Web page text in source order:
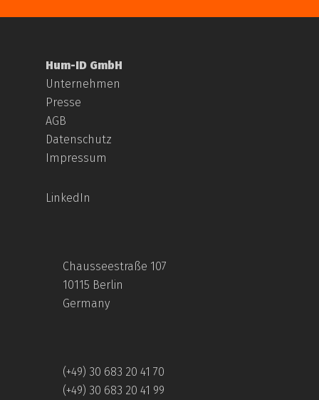
Hum-ID GmbH
Unternehmen
Presse
AGB
Datenschutz
Impressum
LinkedIn
Chausseestraße 107
10115 Berlin
Germany
(+49) 30 683 20 41 70
(+49) 30 683 20 41 99